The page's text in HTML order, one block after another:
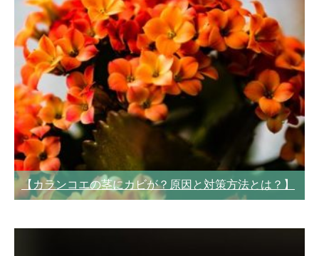
【カランコエの茎にカビが？原因と対策方法とは？】